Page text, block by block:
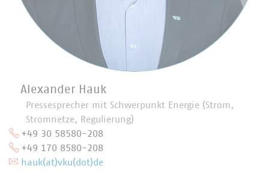
Alexander Hauk
Pressesprecher mit Schwerpunkt Energie (Strom,
Stromnetze, Regulierung)
+49 30 58580-208
+49 170 8580-208
hauk(at)vku(dot)de